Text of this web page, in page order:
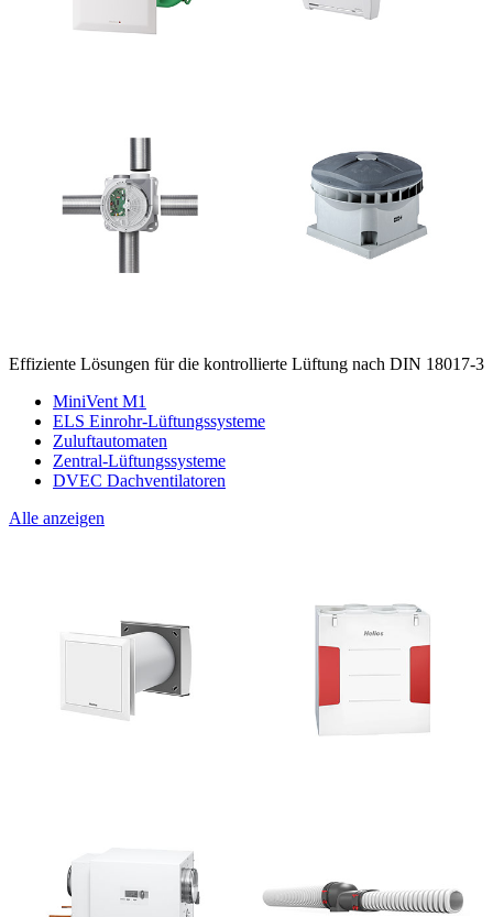
Effiziente Lösungen für die kontrollierte Lüftung nach DIN 18017-3
MiniVent M1
ELS Einrohr-Lüftungssysteme
Zuluftautomaten
Zentral-Lüftungssysteme
DVEC Dachventilatoren
Alle anzeigen